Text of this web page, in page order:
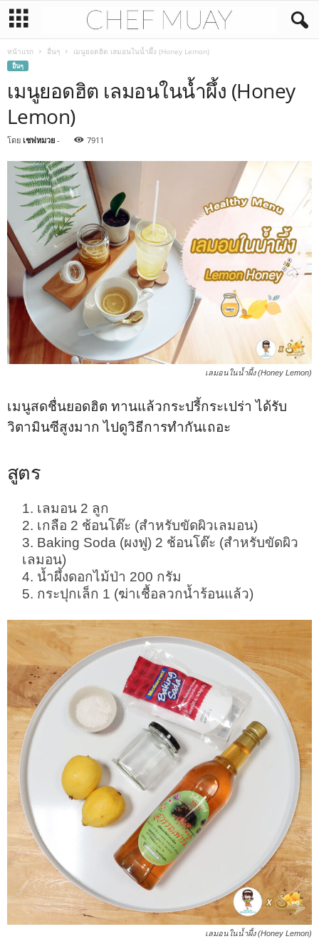
หน้าแรก อื่นๆ เมนูยอดฮิต เลมอนในน้ำผึ้ง (Honey Lemon)
อื่นๆ
เมนูยอดฮิต เลมอนในน้ำผึ้ง (Honey
Lemon)
โดย เชฟหมวย - 7911
เลมอนในน้ำผึ้ง (Honey Lemon)
เมนูสดชื่นยอดฮิต ทานแล้วกระปรี้กระเปร่า ได้รับ
วิตามินซีสูงมาก ไปดูวิธีการทำกันเถอะ
สูตร
เลมอน 2 ลูก
เกลือ 2 ช้อนโต๊ะ (สำหรับขัดผิวเลมอน)
Baking Soda (ผงฟู) 2 ช้อนโต๊ะ (สำหรับขัดผิว
เลมอน)
น้ำผึ้งดอกไม้ป่า 200 กรัม
กระปุกเล็ก 1 (ฆ่าเชื้อลวกน้ำร้อนแล้ว)
เลมอนในน้ำผึ้ง (Honey Lemon)